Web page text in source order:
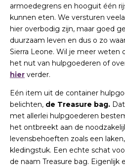
armoedegrens en hooguit één
kunnen eten. We versturen
hier overbodig zijn, maar goed
duurzaam leven en dus o zo
Sierra Leone. Wil je meer weten
het nut van hulpgoederen of
hier verder.
Eén item uit de container
belichten, de Treasure bag.
met allerlei hulpgoederen
het ontbreekt aan de
levensbehoeften zoals een
kledingstuk. Een echte schat
de naam Treasure bag. Eigenlijk